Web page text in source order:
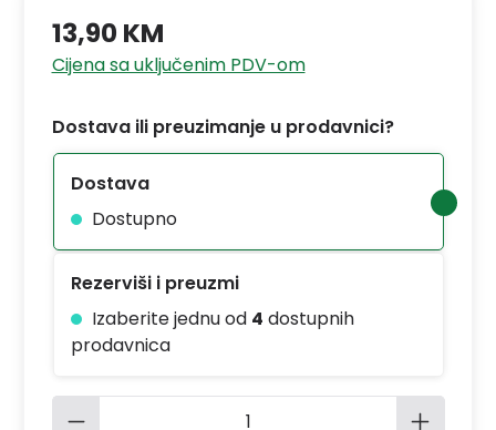
13,90 KM
Cijena sa uključenim PDV-om
Dostava ili preuzimanje u prodavnici?
Dostava
Dostupno
Rezerviši i preuzmi
Izaberite jednu od 4 dostupnih
prodavnica
Količina proizvoda: Unesite